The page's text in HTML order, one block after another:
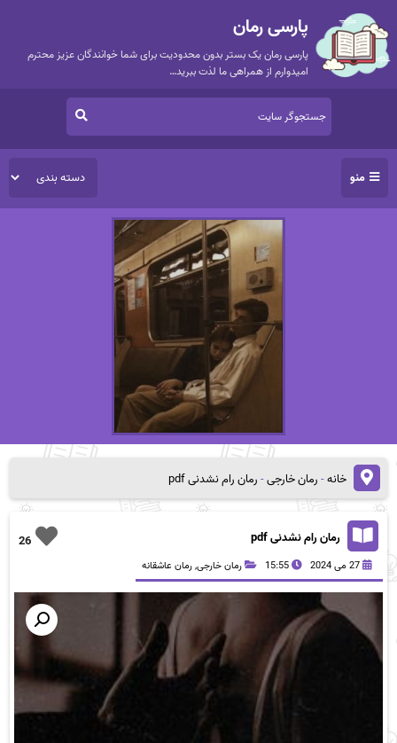
پارسی رمان
پارسی رمان یک بستر بدون محدودیت برای شما خوانندگان عزیز محترم
امیدوارم از همراهی ما لذت ببرید…
منو
خانه-رمان خارجی-رمان رام نشدنی pdf
26 رمان رام نشدنی pdf
27 می 2024 15:55 رمان خارجی,رمان عاشقانه